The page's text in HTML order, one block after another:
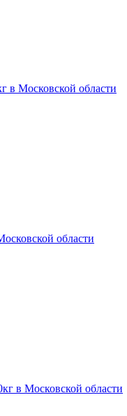
в Московской области
области
в Московской области